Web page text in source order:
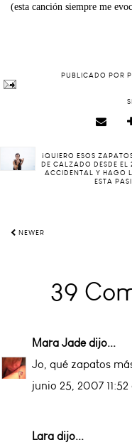
(esta canción siempre me
PUBLICADO POR
¡QUIERO ESOS
DE CALZADO DESDE
ACCIDENTAL Y HAGO
ESTA
NEWER
39
Mara Jadedijo...
Jo, qué zapatos
junio 25, 2007 11:52
Lara dijo...